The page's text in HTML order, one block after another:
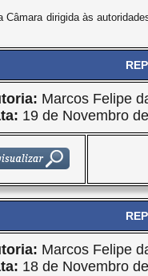
Câmara dirigida às
Marcos Felipe
19 de Novembro
Marcos Felipe
18 de Novembro